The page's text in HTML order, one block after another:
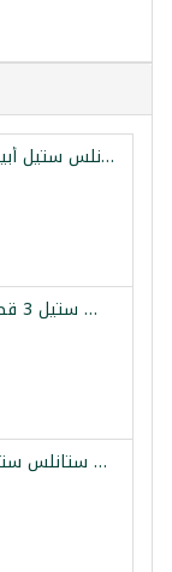
كوب متة حراري ستانلس ستيل أبيض 260مل ارتفاع 13سم
طقم صواني فرن ستانلس ستيل 3 قطع ليبكس 28/32/36سم
طقم صواني فرن ستانلس ستيل 3 قطع 28/32/36سم